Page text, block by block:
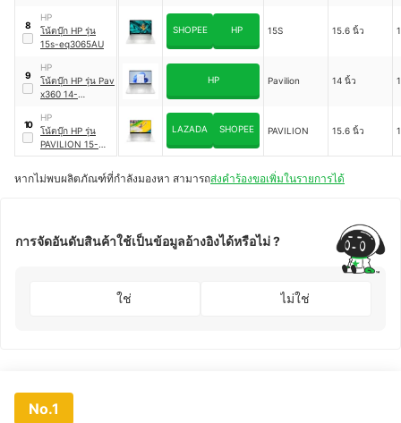
8
HP
โน้ตบุ๊ก HP รุ่น
15s-eq3065AU
SHOPEE HP 15S 15.6 นิ้ว
9
HP
โน้ตบุ๊ก HP รุ่น Pav
x360 14-
HP Pavilion 14 นิ้ว
10
HP
โน้ตบุ๊ก HP รุ่น
PAVILION 15-
EG0519TU
LAZADA SHOPEE PAVILION 15.6 นิ้ว
หากไม่พบผลิตภัณฑ์ที่กำลังมองหา สามารถส่งคำร้องขอเพิ่มในรายการได้
การจัดอันดับสินค้าใช้เป็นข้อมูลอ้างอิงได้หรือไม่ ?
ใช่ ไม่ใช่
No.1